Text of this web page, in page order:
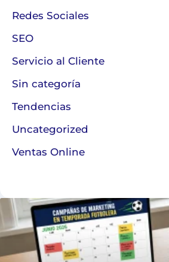
Redes Sociales
SEO
Servicio al Cliente
Sin categoría
Tendencias
Uncategorized
Ventas Online